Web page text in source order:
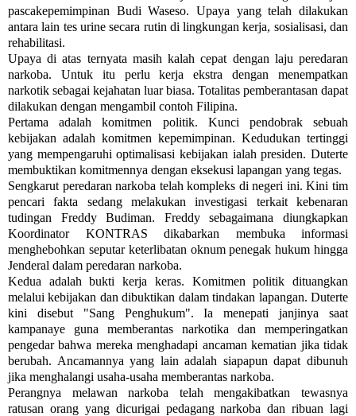
pascakepemimpinan Budi Waseso. Upaya yang telah dilakukan
antara lain tes urine secara rutin di lingkungan kerja, sosialisasi, dan
rehabilitasi.
Upaya di atas ternyata masih kalah cepat dengan laju peredaran
narkoba. Untuk itu perlu kerja ekstra dengan menempatkan
narkotik sebagai kejahatan luar biasa. Totalitas pemberantasan dapat
dilakukan dengan mengambil contoh Filipina.
Pertama adalah komitmen politik. Kunci pendobrak sebuah
kebijakan adalah komitmen kepemimpinan. Kedudukan tertinggi
yang mempengaruhi optimalisasi kebijakan ialah presiden. Duterte
membuktikan komitmennya dengan eksekusi lapangan yang tegas.
Sengkarut peredaran narkoba telah kompleks di negeri ini. Kini tim
pencari fakta sedang melakukan investigasi terkait kebenaran
tudingan Freddy Budiman. Freddy sebagaimana diungkapkan
Koordinator KONTRAS dikabarkan membuka informasi
menghebohkan seputar keterlibatan oknum penegak hukum hingga
Jenderal dalam peredaran narkoba.
Kedua adalah bukti kerja keras. Komitmen politik dituangkan
melalui kebijakan dan dibuktikan dalam tindakan lapangan. Duterte
kini disebut "Sang Penghukum". Ia menepati janjinya saat
kampanaye guna memberantas narkotika dan memperingatkan
pengedar bahwa mereka menghadapi ancaman kematian jika tidak
berubah. Ancamannya yang lain adalah siapapun dapat dibunuh
jika menghalangi usaha-usaha memberantas narkoba.
Perangnya melawan narkoba telah mengakibatkan tewasnya
ratusan orang yang dicurigai pedagang narkoba dan ribuan lagi